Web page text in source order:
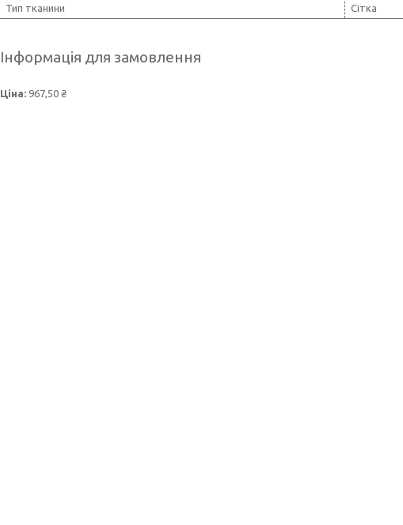
Тип тканини
Сітка
Інформація для замовлення
Ціна: 967,50 ₴